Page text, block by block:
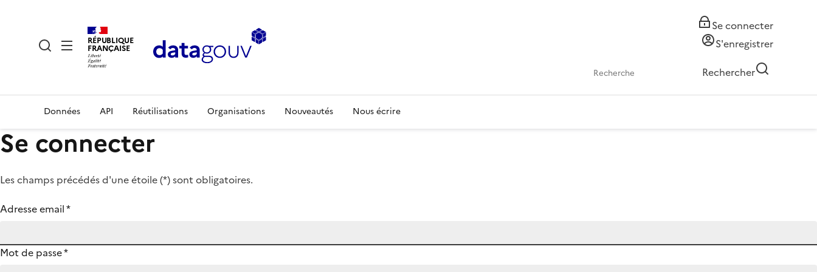
RÉPUBLIQUE
FRANÇAISE
Se connecter
S'enregistrer
Rechercher
Données API Réutilisations Organisations Nouveautés Nous écrire
Se connecter
Les champs précédés d'une étoile (*) sont obligatoires.
Adresse email*
Mot de passe*